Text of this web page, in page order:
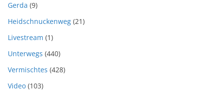
Gerda (9)
Heidschnuckenweg (21)
Livestream (1)
Unterwegs (440)
Vermischtes (428)
Video (103)